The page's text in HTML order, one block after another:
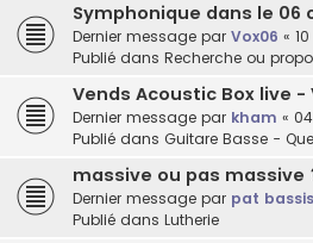
Symphonique dans le 06
Dernier message par Vox06 «
Publié dans Recherche ou
Vends Acoustic Box live -
Dernier message par kham «
Publié dans Guitare Basse -
massive ou pas massive
Dernier message par pat
Publié dans Lutherie